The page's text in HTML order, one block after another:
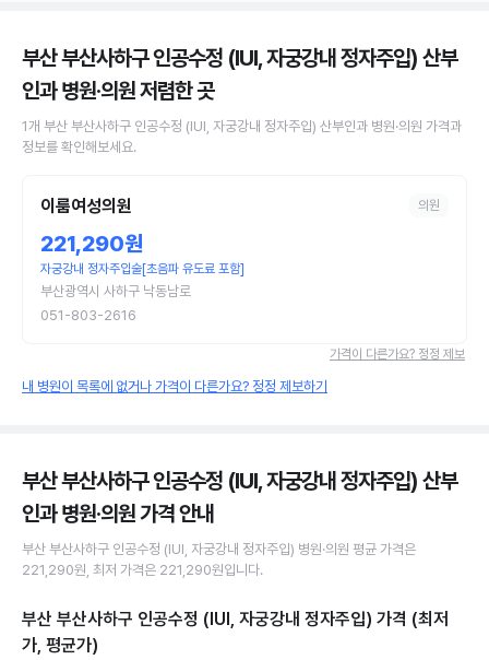
부산 부산사하구 인공수정 (IUI, 자궁강내 정자주입) 산부
인과 병원·의원저렴한 곳
1개 부산 부산사하구 인공수정 (IUI, 자궁강내 정자주입) 산부인과 병원·의원 가격과
정보를 확인해보세요.
이룸여성의원 의원
221,290원
자궁강내 정자주입술[초음파 유도료 포함]
부산광역시 사하구 낙동남로
051-803-2616
가격이 다른가요? 정정 제보
내 병원이 목록에 없거나 가격이 다른가요? 정정 제보하기
부산 부산사하구 인공수정 (IUI, 자궁강내 정자주입) 산부
인과 병원·의원가격 안내
부산 부산사하구 인공수정 (IUI, 자궁강내 정자주입) 병원·의원 평균 가격은
221,290원 , 최저 가격은 221,290원입니다.
부산 부산사하구 인공수정 (IUI, 자궁강내 정자주입) 가격 (최저
가, 평균가)